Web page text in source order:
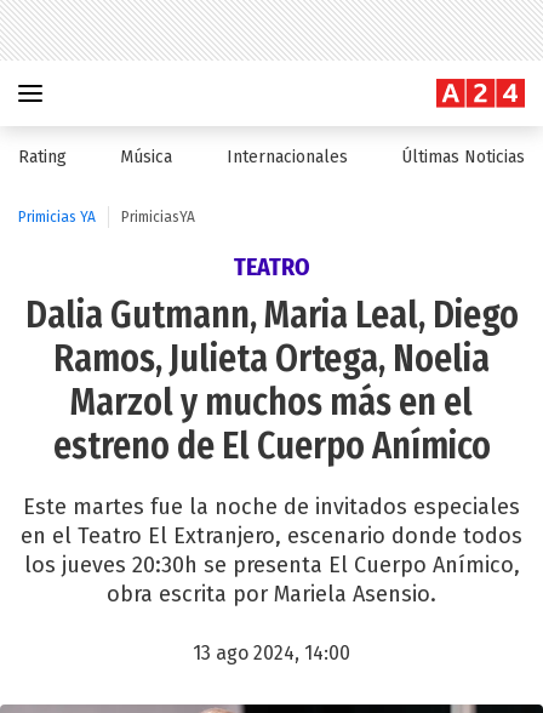
Rating Música Internacionales Últimas Noticias
Primicias YA PrimiciasYA
TEATRO
Dalia Gutmann, Maria Leal, Diego
Ramos, Julieta Ortega, Noelia
Marzol y muchos más en el
estreno de El Cuerpo Anímico
Este martes fue la noche de invitados especiales
en el Teatro El Extranjero, escenario donde todos
los jueves 20:30h se presenta El Cuerpo Anímico,
obra escrita por Mariela Asensio.
13 ago 2024, 14:00